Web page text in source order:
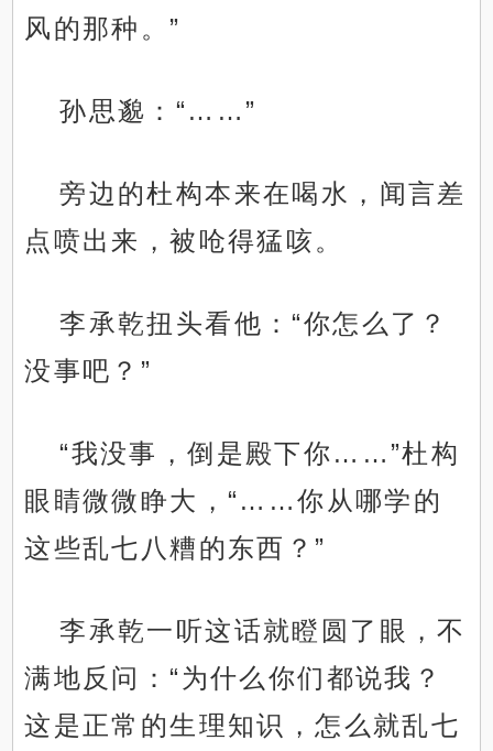
风的那种。”
孙思邈：“……”
旁边的杜构本来在喝水，闻言差
点喷出来，被呛得猛咳。
李承乾扭头看他：“你怎么了？
没事吧？”
“我没事，倒是殿下你……”杜构
眼睛微微睁大，“……你从哪学的
这些乱七八糟的东西？”
李承乾一听这话就瞪圆了眼，不
满地反问：“为什么你们都说我？
这是正常的生理知识，怎么就乱七